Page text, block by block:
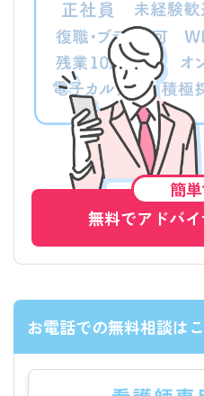
簡単
無料でアドバ
お電話での無料相談はこ